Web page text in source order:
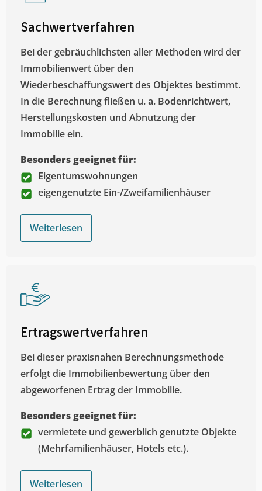
Sachwertverfahren
Bei der gebräuchlichsten aller Methoden wird der
Immobilienwert über den
Wiederbeschaffungswert des Objektes bestimmt.
In die Berechnung fließen u. a. Bodenrichtwert,
Herstellungskosten und Abnutzung der
Immobilie ein.
Besonders geeignet für:
Eigentumswohnungen
eigengenutzte Ein-/Zweifamilienhäuser
Weiterlesen
Ertragswertverfahren
Bei dieser praxisnahen Berechnungsmethode
erfolgt die Immobilienbewertung über den
abgeworfenen Ertrag der Immobilie.
Besonders geeignet für:
vermietete und gewerblich genutzte Objekte
(Mehrfamilienhäuser, Hotels etc.).
Weiterlesen